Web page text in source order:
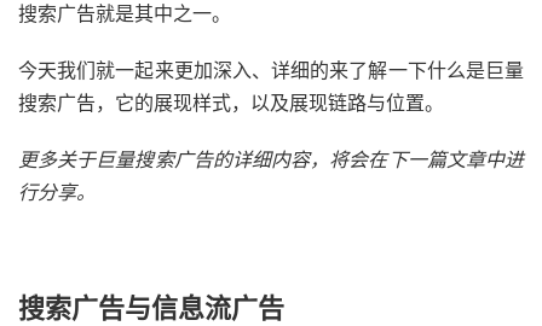
搜索广告就是其中之一。
今天我们就一起来更加深入、详细的来了解一下什么是巨量
搜索广告，它的展现样式，以及展现链路与位置。
更多关于巨量搜索广告的详细内容，将会在下一篇文章中进
行分享。
搜索广告与信息流广告